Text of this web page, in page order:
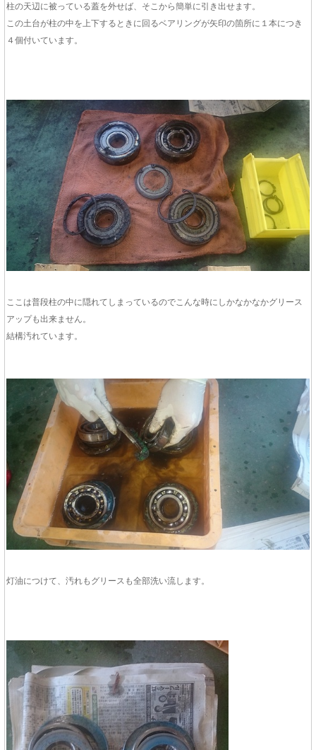
柱の天辺に被っている蓋を外せば、そこから簡単に引き出せます。
この土台が柱の中を上下するときに回るベアリングが矢印の箇所に１本につき
４個付いています。
ここは普段柱の中に隠れてしまっているのでこんな時にしかなかなかグリース
アップも出来ません。
結構汚れています。
灯油につけて、汚れもグリースも全部洗い流します。